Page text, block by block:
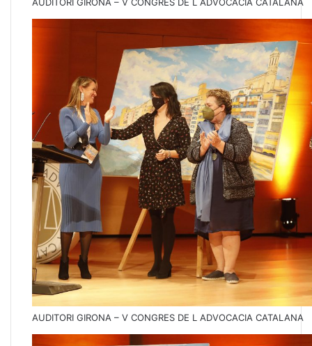
AUDITORI GIRONA – V CONGRES DE L ADVOCACIA CATALANA